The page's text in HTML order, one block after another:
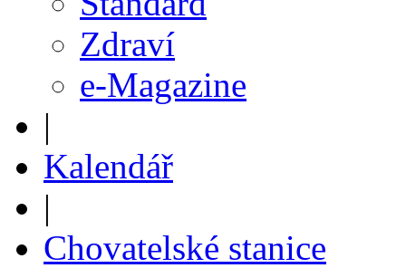
Zdraví
e-Magazine
|
Kalendář
|
Chovatelské stanice